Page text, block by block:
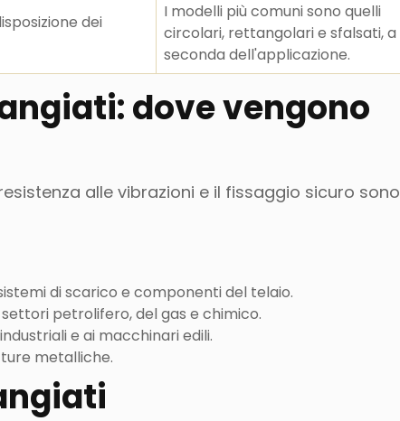
dei
I modelli più comuni sono quelli
circolari, rettangolari e sfalsati, a
seconda dell'applicazione.
dove vengono
alle vibrazioni e il fissaggio sicuro sono
di scarico e componenti del telaio.
petrolifero, del gas e chimico.
e ai macchinari edili.
metalliche.